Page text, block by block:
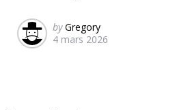
Posted
by
by Gregory
4 mars 2026